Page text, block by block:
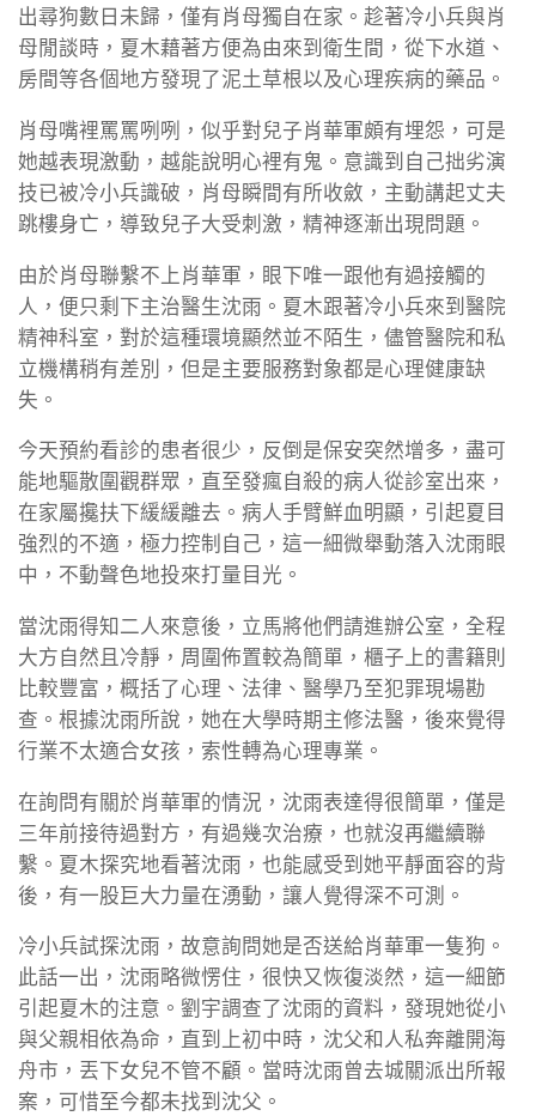
出尋狗數日未歸，僅有肖母獨自在家。趁著冷小兵與肖
母閒談時，夏木藉著方便為由來到衛生間，從下水道、
房間等各個地方發現了泥土草根以及心理疾病的藥品。
肖母嘴裡罵罵咧咧，似乎對兒子肖華軍頗有埋怨，可是
她越表現激動，越能說明心裡有鬼。意識到自己拙劣演
技已被冷小兵識破，肖母瞬間有所收斂，主動講起丈夫
跳樓身亡，導致兒子大受刺激，精神逐漸出現問題。
由於肖母聯繫不上肖華軍，眼下唯一跟他有過接觸的
人，便只剩下主治醫生沈雨。夏木跟著冷小兵來到醫院
精神科室，對於這種環境顯然並不陌生，儘管醫院和私
立機構稍有差別，但是主要服務對象都是心理健康缺
失。
今天預約看診的患者很少，反倒是保安突然增多，盡可
能地驅散圍觀群眾，直至發瘋自殺的病人從診室出來，
在家屬攙扶下緩緩離去。病人手臂鮮血明顯，引起夏目
強烈的不適，極力控制自己，這一細微舉動落入沈雨眼
中，不動聲色地投來打量目光。
當沈雨得知二人來意後，立馬將他們請進辦公室，全程
大方自然且冷靜，周圍佈置較為簡單，櫃子上的書籍則
比較豐富，概括了心理、法律、醫學乃至犯罪現場勘
查。根據沈雨所說，她在大學時期主修法醫，後來覺得
行業不太適合女孩，索性轉為心理專業。
在詢問有關於肖華軍的情況，沈雨表達得很簡單，僅是
三年前接待過對方，有過幾次治療，也就沒再繼續聯
繫。夏木探究地看著沈雨，也能感受到她平靜面容的背
後，有一股巨大力量在湧動，讓人覺得深不可測。
冷小兵試探沈雨，故意詢問她是否送給肖華軍一隻狗。
此話一出，沈雨略微愣住，很快又恢復淡然，這一細節
引起夏木的注意。劉宇調查了沈雨的資料，發現她從小
與父親相依為命，直到上初中時，沈父和人私奔離開海
舟市，丟下女兒不管不顧。當時沈雨曾去城關派出所報
案，可惜至今都未找到沈父。